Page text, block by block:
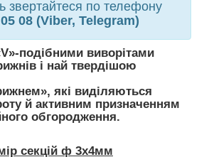
звертайтеся по телефону
08 (Viber, Telegram)
подібними виворітами
і най твердішою
які виділяються
й активним призначенням
обгородження.
секцій ф 3х4мм